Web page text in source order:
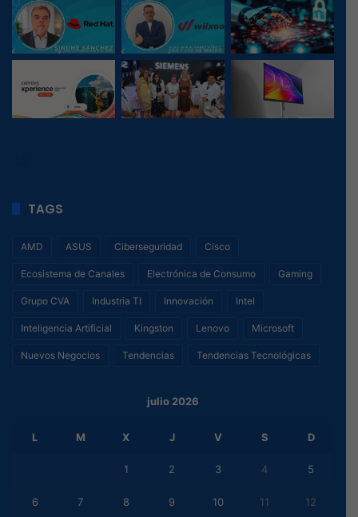
TAGS
AMD ASUS Ciberseguridad Cisco
Ecosistema de Canales Electrónica de Consumo Gaming
Grupo CVA Industria TI Innovación Intel
Inteligencia Artificial Kingston Lenovo Microsoft
Nuevos Negocios Tendencias Tendencias Tecnológicas
julio 2026
L M X J V S D
1 2 3 4 5
6 7 8 9 10 11 12